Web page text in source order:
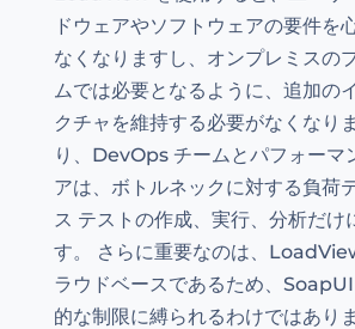
ドウェアやソフトウェアの要件を
なくなりますし、オンプレミスの
ムでは必要となるように、追加の
クチャを維持する必要がなくなり
り、DevOps チームとパフォーマ
アは、ボトルネックに対する負荷
ス テストの作成、実行、分析だけ
す。 さらに重要なのは、
ラウドベースであるため、
的な制限に縛られるわけではありま